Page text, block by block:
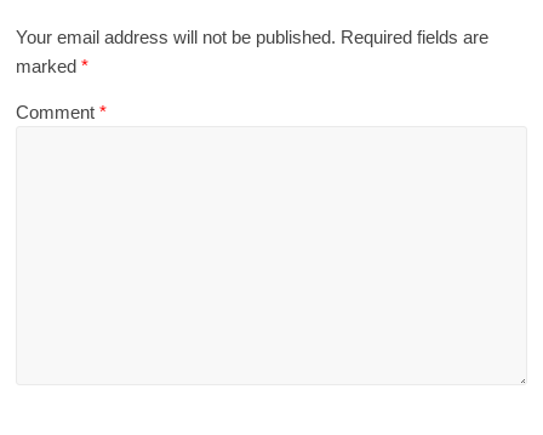
Your email address will not be published. Required fields are
marked*
Comment*